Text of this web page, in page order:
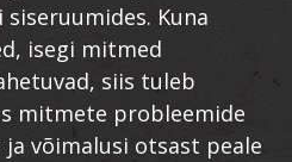
Kuna
isegi mitmed
siis tuleb
mitmete probleemide
ja võimalusi otsast peale